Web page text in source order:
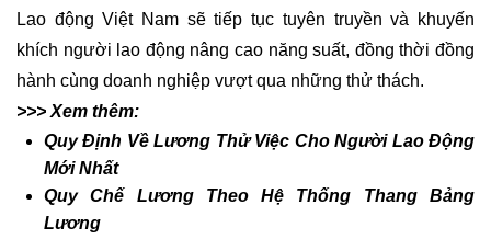
Lao động Việt Nam sẽ tiếp tục tuyên truyền và khuyến
khích người lao động nâng cao năng suất, đồng thời đồng
hành cùng doanh nghiệp vượt qua những thử thách.
>>> Xem thêm:
Quy Định Về Lương Thử Việc Cho Người Lao Động
Mới Nhất
Quy Chế Lương Theo Hệ Thống Thang Bảng
Lương